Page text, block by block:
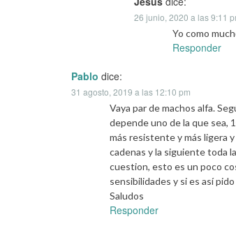
26 junio, 2020 a las 9:11
Yo como
Responder
Pablo dice:
31 agosto, 2019 a las 12:10 pm
Vaya par de machos alfa.
depende uno de la que sea,
más resistente y más ligera
cadenas y la siguiente toda
cuestion, esto es un poco
sensibilidades y si es así
Saludos
Responder